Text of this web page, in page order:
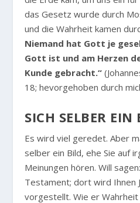
das Gesetz wurde durch
und die Wahrheit kamen
Niemand hat Gott je
Gott ist und am Herzen
Kunde gebracht.“
18; hevorgehoben durch
SICH SELBER
Es wird viel geredet. Aber
selber ein Bild, ehe Sie auf
Meinungen hören. Will
Testament; dort wird Ihnen
vorgestellt. Wie er